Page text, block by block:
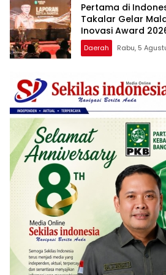
Pertama di
Takalar Gelar
Inovasi Award
Penghargaan bagi
Berprestasi
Daerah Rabu, 5